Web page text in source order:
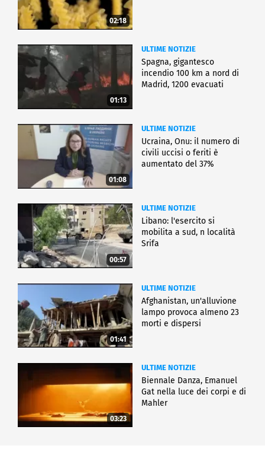
02:18
01:13
ULTIME NOTIZIE
Spagna, gigantesco
incendio 100 km a nord di
Madrid, 1200 evacuati
01:08
ULTIME NOTIZIE
Ucraina, Onu: il numero di
civili uccisi o feriti è
aumentato del 37%
00:57
ULTIME NOTIZIE
Libano: l'esercito si
mobilita a sud, n località
Srifa
01:41
ULTIME NOTIZIE
Afghanistan, un'alluvione
lampo provoca almeno 23
morti e dispersi
03:23
ULTIME NOTIZIE
Biennale Danza, Emanuel
Gat nella luce dei corpi e di
Mahler